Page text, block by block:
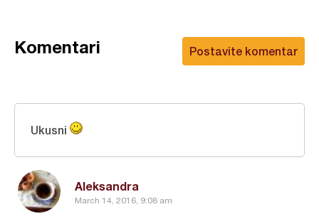
Postavite komentar
Komentari
Aleksandra
March 14, 2016, 9:08 am
Ukusni